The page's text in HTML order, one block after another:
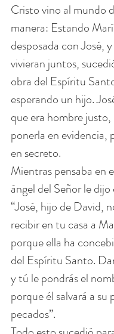
Cristo vino al mundo
manera: Estando
desposada con José,
vivieran juntos,
obra del Espíritu
esperando un hijo.
que era hombre
ponerla en evidencia,
en secreto.
Mientras pensaba en
ángel del Señor le dijo
“José, hijo de David,
recibir en tu casa a
porque ella ha
del Espíritu Santo.
y tú le pondrás el
porque él salvará a su
pecados”.